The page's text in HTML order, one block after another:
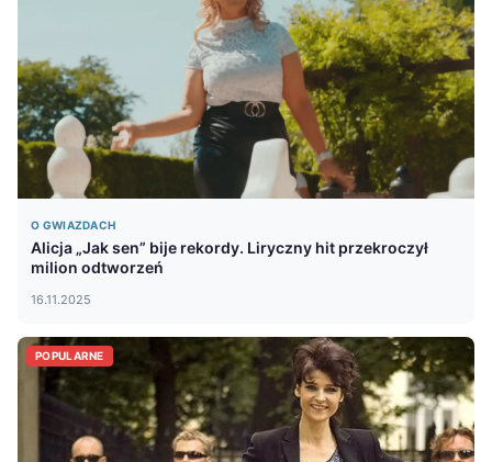
O GWIAZDACH
Alicja „Jak sen” bije rekordy. Liryczny hit przekroczył
milion odtworzeń
16.11.2025
POPULARNE